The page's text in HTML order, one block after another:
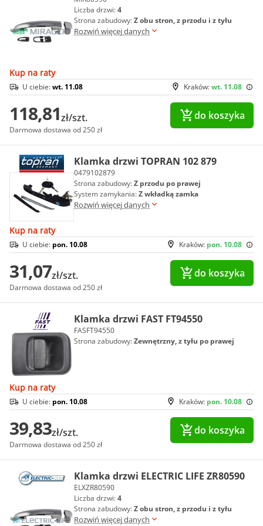
Liczba drzwi:4
Strona zabudowy:Z obu stron, z przodu i z tyłu
Rozwiń więcej danych
Kup na raty
Kraków:wt. 11.08
U ciebie:wt. 11.08
118,81zł/szt.
Darmowa dostawa od 250 zł
do koszyka
Klamka drzwi TOPRAN 102 879
0479102879
Strona zabudowy:Z przodu po prawej
System zamykania:Z wkładką zamka
Rozwiń więcej danych
Kup na raty
Kraków: pon. 10.08
U ciebie: pon. 10.08
31,07zł/szt.
Darmowa dostawa od 250 zł
do koszyka
Klamka drzwi FAST FT94550
FASFT94550
Strona zabudowy:Zewnętrzny, z tyłu po prawej
Kup na raty
Kraków: pon. 10.08
U ciebie: pon. 10.08
39,83zł/szt.
Darmowa dostawa od 250 zł
do koszyka
Klamka drzwi ELECTRIC LIFE ZR80590
ELXZR80590
Liczba drzwi:4
Strona zabudowy:Z obu stron, z przodu i z tyłu
Rozwiń więcej danych